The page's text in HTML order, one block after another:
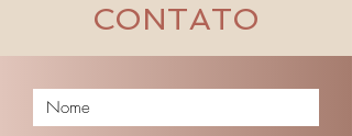
CONTATO